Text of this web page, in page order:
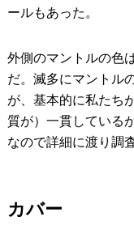
ールもあった。
外側のマントルの色
だ。滅多にマントル
が、基本的に私たち
質が）一貫している
なので詳細に渡り調
カバー